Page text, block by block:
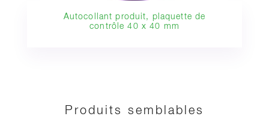
Autocollant produit, plaquette de
contrôle 40 x 40 mm
Produits semblables